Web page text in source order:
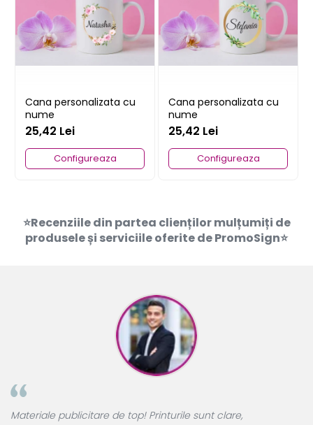
Cana personalizata cu
nume
25,42 Lei
Configureaza
Cana personalizata cu
nume
25,42 Lei
Configureaza
⭐Recenziile din partea clienților mulțumiți de
produsele și serviciile oferite de PromoSign⭐
Materiale publicitare de top! Printurile sunt clare,